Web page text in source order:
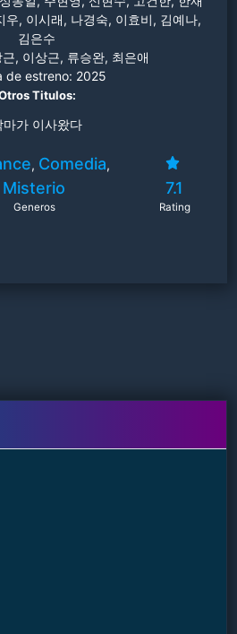
to break her curse.
우, 이시래, 나경숙, 이효비, 김예나,
김은수
근, 이상근, 류승완, 최은애
de estreno: 2025
Titulos:
마가 이사왔다
, Comedia,
Misterio
Generos
7.1
Rating